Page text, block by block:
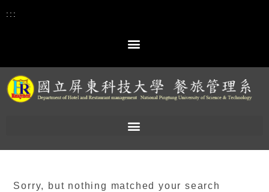
:::
Sorry, but nothing matched your search